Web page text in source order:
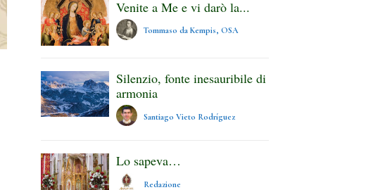
Venite a Me e vi darò la...
Tommaso da Kempis, OSA
Silenzio, fonte inesauribile di
armonia
Santiago Vieto Rodríguez
Lo sapeva…
Redazione